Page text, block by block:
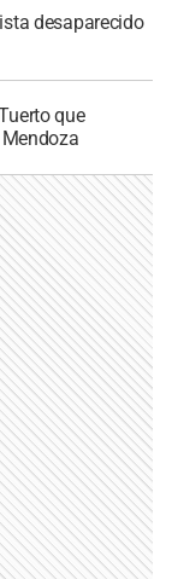
desaparecido
que